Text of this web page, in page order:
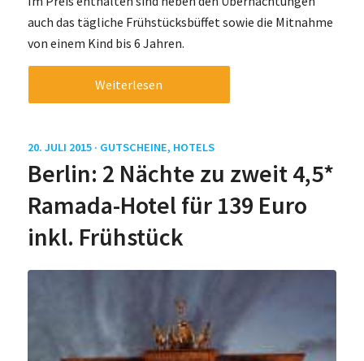
auch das tägliche Frühstücksbüffet sowie die Mitnahme
von einem Kind bis 6 Jahren.
Weiterlesen
20. JULI 2015 · GUTSCHEINE, HOTELS
Berlin: 2 Nächte zu zweit 4,5*
Ramada-Hotel für 139 Euro
inkl. Frühstück